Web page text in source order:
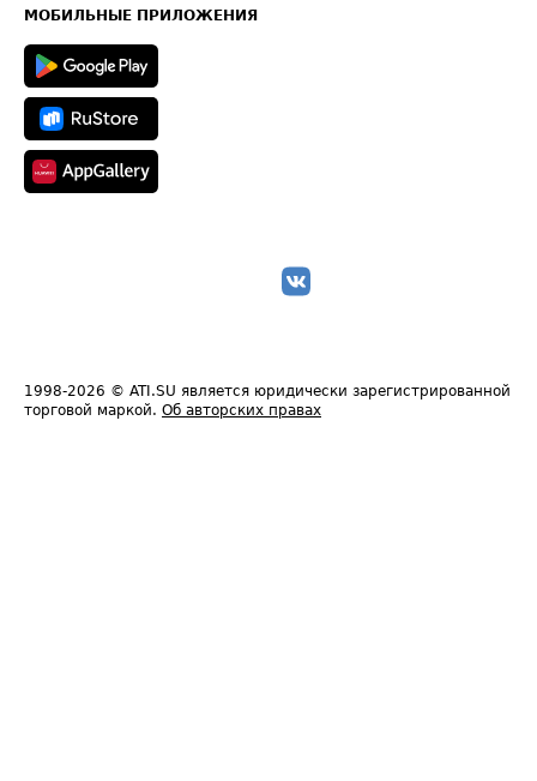
Техническая информация
МОБИЛЬНЫЕ ПРИЛОЖЕНИЯ
1998-2026 © ATI.SU является юридически зарегистрированной
торговой маркой. Об авторских правах